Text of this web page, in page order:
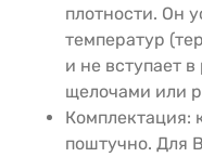
плотности. Он
температур
и не вступает
щелочами или
Комплектация:
поштучно. Для